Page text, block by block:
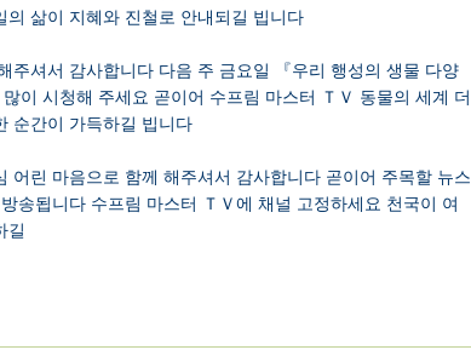
삶이 지혜와 진철로 안내되길 빕니다
주셔서 감사합니다 다음 주 금요일 『우리 행성의 생물 다양
이 시청해 주세요 곧이어 수프림 마스터 ＴＶ 동물의 세계 더
순간이 가득하길 빕니다
어린 마음으로 함께 해주셔서 감사합니다 곧이어 주목할 뉴스
송됩니다 수프림 마스터 ＴＶ에 채널 고정하세요 천국이 여
길